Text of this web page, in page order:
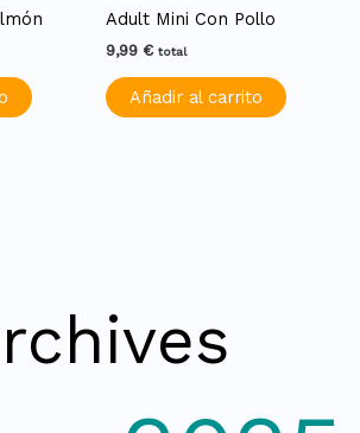
Adult Mini Con Pollo
9,99 € total
Añadir al carrito